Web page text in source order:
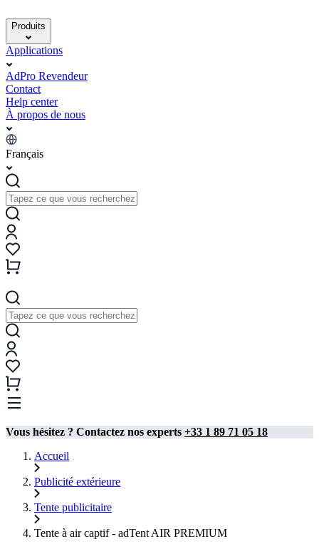
Produits
Applications
AdPro Revendeur
Contact
Help center
À propos de nous
Français
Vous hésitez ? Contactez nos experts +33 1 89 71 05 18
Accueil
Publicité extérieure
Tente publicitaire
Tente à air captif - adTent AIR PREMIUM